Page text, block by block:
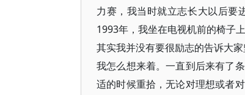
力赛，我当时就立志长大以后要
1993年，我坐在电视机前的椅子
其实我并没有要很励志的告诉大
我怎么想来着。一直到后来有了
适的时候重拾，无论对理想或者